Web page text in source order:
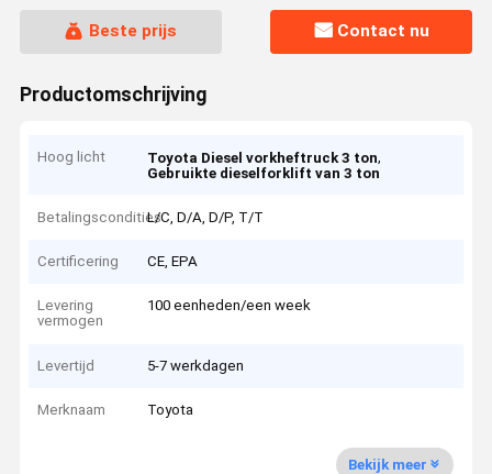
Beste prijs Contact nu
Productomschrijving
Hoog licht Toyota Diesel vorkheftruck 3 ton,
Gebruikte dieselforklift van 3 ton
BetalingsconditiesL/C, D/A, D/P, T/T
Certificering CE, EPA
Levering
vermogen
100 eenheden/een week
Levertijd 5-7 werkdagen
Merknaam Toyota
Bekijk meer